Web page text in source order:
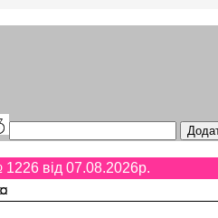
1226 від 07.08.2026p.
¤